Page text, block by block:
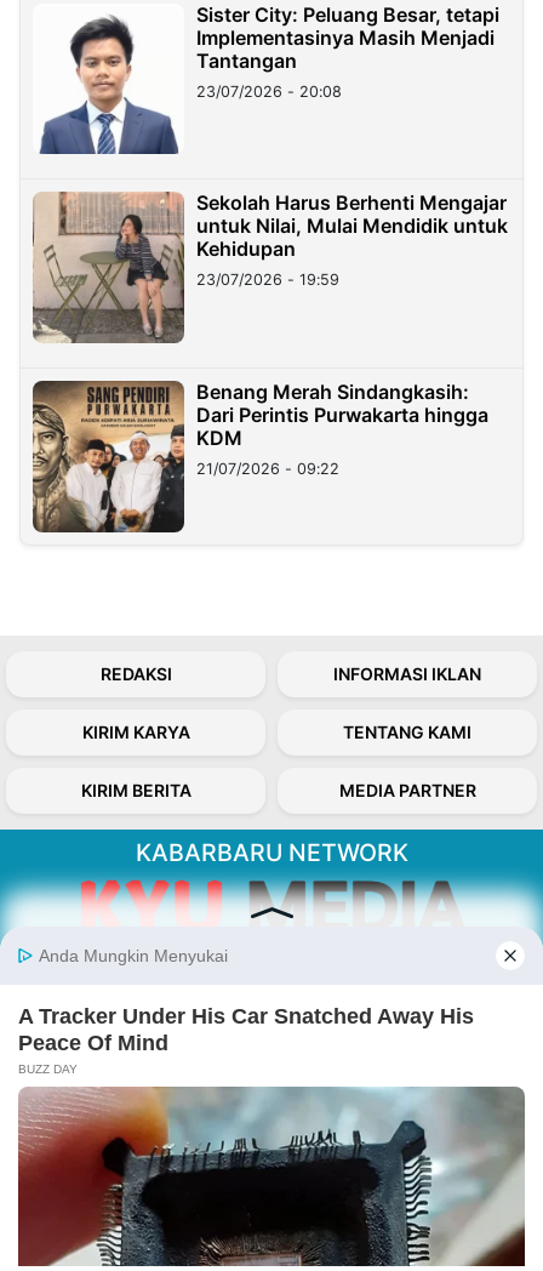
Sister City: Peluang Besar, tetapi
Implementasinya Masih Menjadi
Tantangan
23/07/2026 - 20:08
Sekolah Harus Berhenti Mengajar
untuk Nilai, Mulai Mendidik untuk
Kehidupan
23/07/2026 - 19:59
Benang Merah Sindangkasih:
Dari Perintis Purwakarta hingga
KDM
21/07/2026 - 09:22
REDAKSI INFORMASI IKLAN
KIRIM KARYA TENTANG KAMI
KIRIM BERITA MEDIA PARTNER
KABARBARU NETWORK
Kabarbaru.co menyajikan berita aktual dan
Follow Kabarbaru